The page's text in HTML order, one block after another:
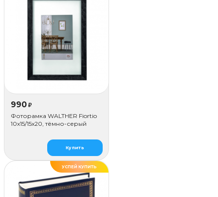
990 ₽
Фоторамка WALTHER Fiortio
10x15/15х20, тёмно-серый
Купить
УСПЕЙ КУПИТЬ